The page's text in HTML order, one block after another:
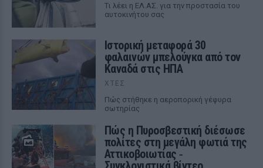
Tι λέει η ΕΛ.ΑΣ. για την προστασία του
αυτοκινήτου σας
Ιστορική μεταφορά 30
φαλαινών μπελούγκα από τον
Καναδά στις ΗΠΑ
ΧΤΕΣ
Πώς στήθηκε η αεροπορική γέφυρα
σωτηρίας
Πώς η Πυροσβεστική διέσωσε
πολίτες στη μεγάλη φωτιά της
Αττικοβοιωτίας ‑